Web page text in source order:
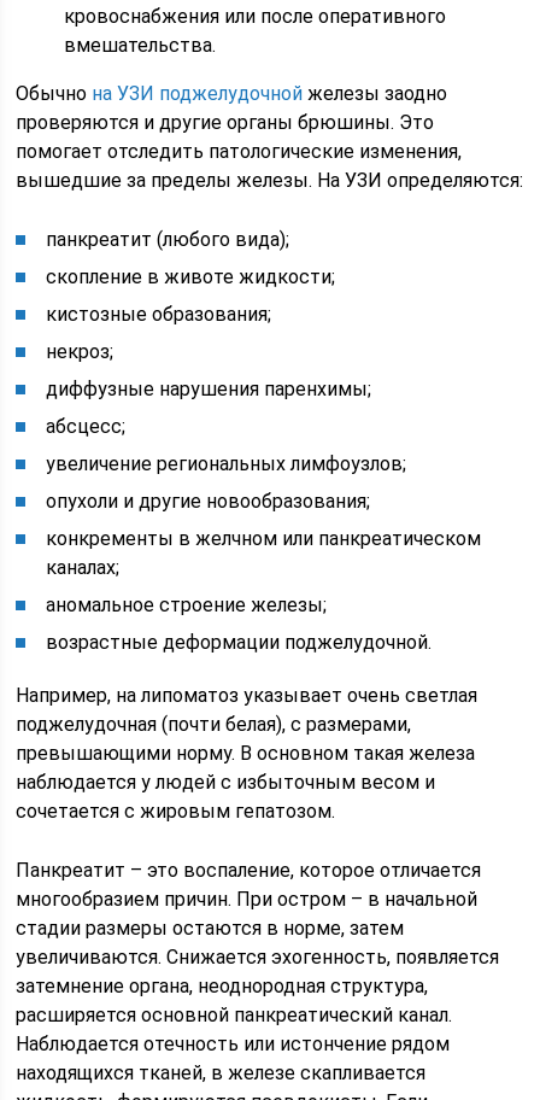
кровоснабжения или после оперативного
вмешательства.
Обычно на УЗИ поджелудочной железы заодно
проверяются и другие органы брюшины. Это
помогает отследить патологические изменения,
вышедшие за пределы железы. На УЗИ определяются:
панкреатит (любого вида);
скопление в животе жидкости;
кистозные образования;
некроз;
диффузные нарушения паренхимы;
абсцесс;
увеличение региональных лимфоузлов;
опухоли и другие новообразования;
конкременты в желчном или панкреатическом
каналах;
аномальное строение железы;
возрастные деформации поджелудочной.
Например, на липоматоз указывает очень светлая
поджелудочная (почти белая), с размерами,
превышающими норму. В основном такая железа
наблюдается у людей с избыточным весом и
сочетается с жировым гепатозом.
Панкреатит – это воспаление, которое отличается
многообразием причин. При остром – в начальной
стадии размеры остаются в норме, затем
увеличиваются. Снижается эхогенность, появляется
затемнение органа, неоднородная структура,
расширяется основной панкреатический канал.
Наблюдается отечность или истончение рядом
находящихся тканей, в железе скапливается